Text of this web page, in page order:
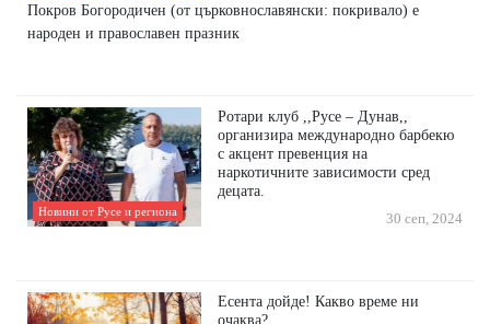
Покров Богородичен (от църковнославянски: покривало) е
народен и православен празник
Новини от Русе и региона
Ротари клуб ,,Русе – Дунав,,
организира международно барбекю
с акцент превенция на
наркотичните зависимости сред
децата.
30 сеп, 2024
Есента дойде! Какво време ни
очаква?